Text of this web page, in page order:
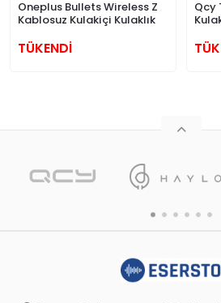
Oneplus Bullets Wireless Z
Kablosuz Kulakiçi Kulaklık
TÜKENDİ
Qcy